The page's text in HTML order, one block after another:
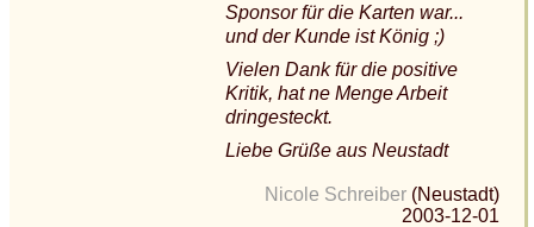
Sponsor für die Karten war...
und der Kunde ist König ;)
Vielen Dank für die positive
Kritik, hat ne Menge Arbeit
dringesteckt.
Liebe Grüße aus Neustadt
Nicole Schreiber (Neustadt)
2003-12-01